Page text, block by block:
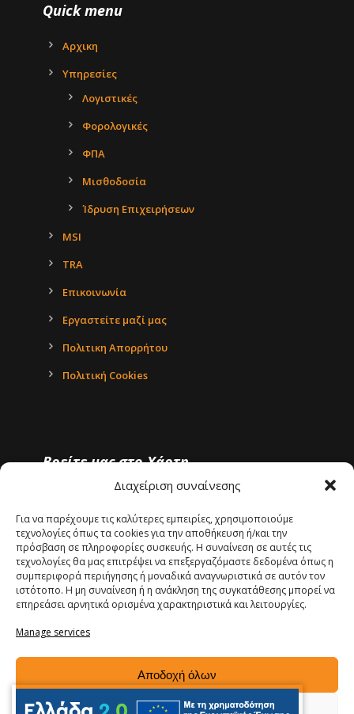
Διαχείριση συναίνεσης
Για να παρέχουμε τις καλύτερες εμπειρίες, χρησιμοποιούμε
τεχνολογίες όπως τα cookies για την αποθήκευση ή/και την
πρόσβαση σε πληροφορίες συσκευής. Η συναίνεση σε αυτές τις
τεχνολογίες θα μας επιτρέψει να επεξεργαζόμαστε δεδομένα όπως η
συμπεριφορά περιήγησης ή μοναδικά αναγνωριστικά σε αυτόν τον
ιστότοπο. Η μη συναίνεση ή η ανάκληση της συγκατάθεσης μπορεί να
επηρεάσει αρνητικά ορισμένα χαρακτηριστικά και λειτουργίες.
Manage services
Αποδοχή όλων
Δεν αποδέχομαι
Quick menu
Αρχικη
Υπηρεσίες
Λογιστικές
Φορολογικές
ΦΠΑ
Μισθοδοσία
Ίδρυση Επιχειρήσεων
MSI
TRA
Επικοινωνία
Εργαστείτε μαζί μας
Πολιτικη Απορρήτου
Πολιτική Cookies
Βρείτε μας στο Χάρτη
Click 'I agree' to enable Google maps
Πολιτική cookie
I agree